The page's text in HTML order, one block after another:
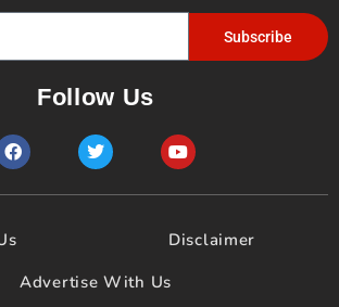
Subscribe
Follow Us
F
a
e
o
T
w
t
Y
o
t
b
e
Disclaimer
Advertise With Us